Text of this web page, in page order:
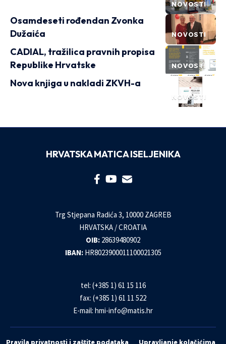
NOVOSTI
NOVOSTI
Osamdeseti rođendan Zvonka
Dužaića
NOVOSTI
CADIAL, tražilica pravnih propisa
Republike Hrvatske
NOVOSTI
Nova knjiga u nakladi ZKVH-a
HRVATSKA MATICA ISELJENIKA
Trg Stjepana Radića 3, 10000 ZAGREB
HRVATSKA / CROATIA
OIB: 28639480902
IBAN: HR8023900011100021305
tel: (+385 1) 61 15 116
fax: (+385 1) 61 11 522
E-mail: hmi-info@matis.hr
Pravila privatnosti i zaštite podataka Upravljanje kolačićima